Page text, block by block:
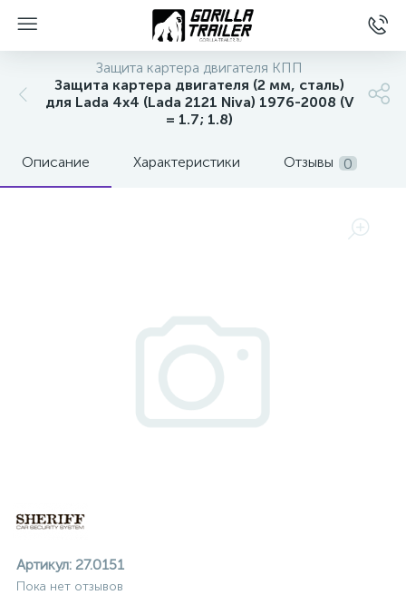
Защита картера двигателя КПП
Защита картера двигателя (2 мм, сталь)
для Lada 4x4 (Lada 2121 Niva) 1976-2008 (V
= 1.7; 1.8)
Описание Характеристики Отзывы 0
Артикул: 27.0151
Пока нет отзывов